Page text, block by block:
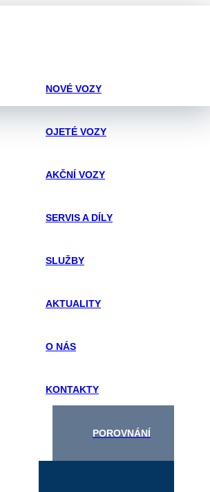
NOVÉ VOZY
OJETÉ VOZY
AKČNÍ VOZY
SERVIS A DÍLY
SLUŽBY
AKTUALITY
O NÁS
KONTAKTY
POROVNÁNÍ